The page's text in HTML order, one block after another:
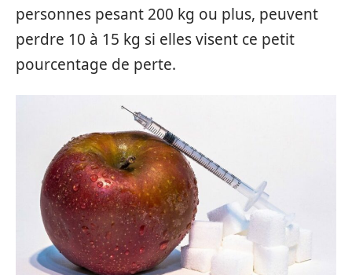
personnes pesant 200 kg ou plus, peuvent
perdre 10 à 15 kg si elles visent ce petit
pourcentage de perte.